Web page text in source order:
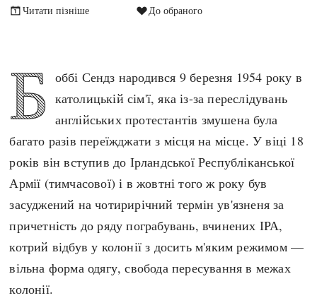
Битви і війни
Культура і мистецтво
Людина і суспільство
Наука, освіта і техніка
Особистості
Подорожі і відкриття
Політика
Релігія
Розваги і дозвілля
Спорт
Чудеса світу
Українська революція
ЗНО
Хронологія
Античні часи
Темні віки
Високе Середньовіччя
Пізнє Середньовіччя
Нова історія
Новітня історія
Наш час
Читати пізніше
До обраного
Б оббі Сендз народився 9 березня 1954 року в
католицькій сім'ї, яка із-за переслідувань
англійських протестантів змушена була
багато разів переїжджати з місця на місце. У віці 18
років він вступив до Ірландської Республіканської
Армії (тимчасової) і в жовтні того ж року був
засуджений на чотирирічний термін ув'язненя за
причетність до ряду пограбувань, вчинених ІРА,
котрий відбув у колонії з досить м'яким режимом —
вільна форма одягу, свобода пересування в межах
колонії.